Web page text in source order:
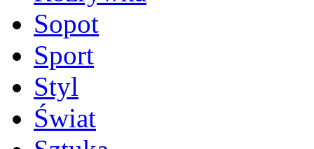
Sopot
Sport
Styl
Świat